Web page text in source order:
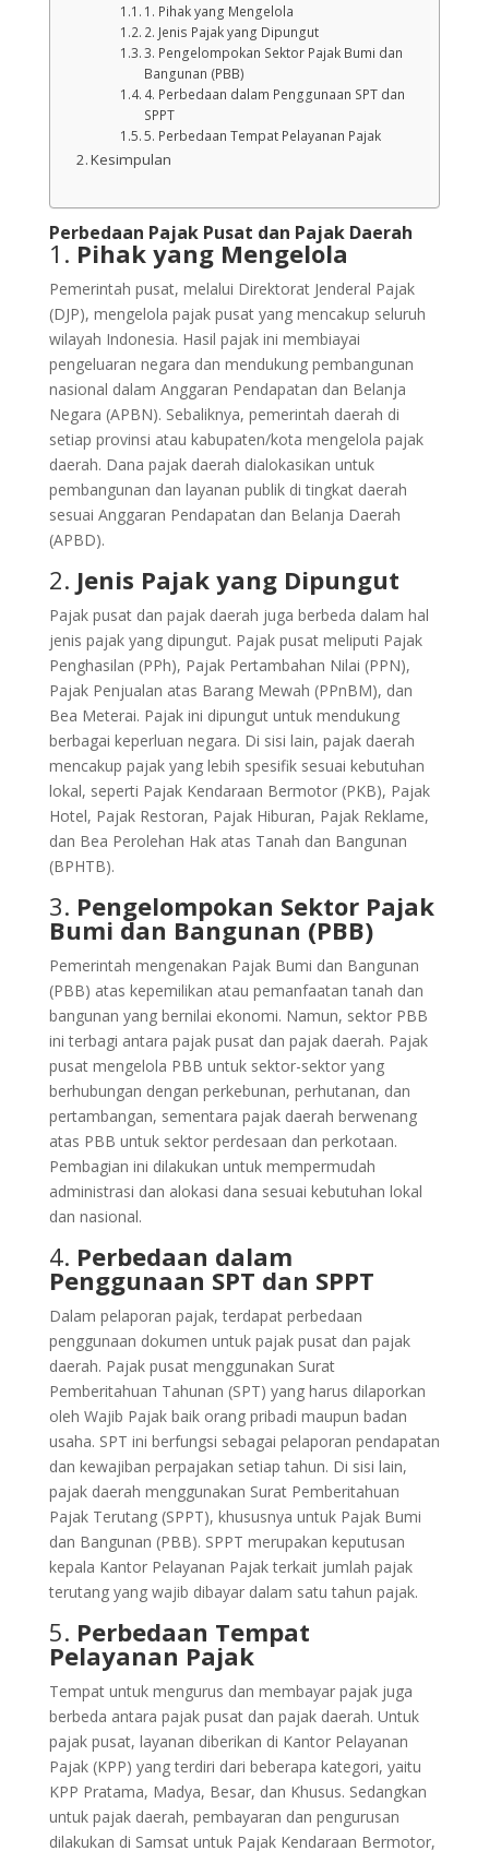
1. Pihak yang Mengelola
2. Jenis Pajak yang Dipungut
3. Pengelompokan Sektor Pajak Bumi dan
Bangunan (PBB)
4. Perbedaan dalam Penggunaan SPT dan
SPPT
5. Perbedaan Tempat Pelayanan Pajak
Kesimpulan
Perbedaan Pajak Pusat dan Pajak Daerah
1. Pihak yang Mengelola
Pemerintah pusat, melalui Direktorat Jenderal Pajak
(DJP), mengelola pajak pusat yang mencakup seluruh
wilayah Indonesia. Hasil pajak ini membiayai
pengeluaran negara dan mendukung pembangunan
nasional dalam Anggaran Pendapatan dan Belanja
Negara (APBN). Sebaliknya, pemerintah daerah di
setiap provinsi atau kabupaten/kota mengelola pajak
daerah. Dana pajak daerah dialokasikan untuk
pembangunan dan layanan publik di tingkat daerah
sesuai Anggaran Pendapatan dan Belanja Daerah
(APBD).
2. Jenis Pajak yang Dipungut
Pajak pusat dan pajak daerah juga berbeda dalam hal
jenis pajak yang dipungut. Pajak pusat meliputi Pajak
Penghasilan (PPh), Pajak Pertambahan Nilai (PPN),
Pajak Penjualan atas Barang Mewah (PPnBM), dan
Bea Meterai. Pajak ini dipungut untuk mendukung
berbagai keperluan negara. Di sisi lain, pajak daerah
mencakup pajak yang lebih spesifik sesuai kebutuhan
lokal, seperti Pajak Kendaraan Bermotor (PKB), Pajak
Hotel, Pajak Restoran, Pajak Hiburan, Pajak Reklame,
dan Bea Perolehan Hak atas Tanah dan Bangunan
(BPHTB).
3. Pengelompokan Sektor Pajak
Bumi dan Bangunan (PBB)
Pemerintah mengenakan Pajak Bumi dan Bangunan
(PBB) atas kepemilikan atau pemanfaatan tanah dan
bangunan yang bernilai ekonomi. Namun, sektor PBB
ini terbagi antara pajak pusat dan pajak daerah. Pajak
pusat mengelola PBB untuk sektor-sektor yang
berhubungan dengan perkebunan, perhutanan, dan
pertambangan, sementara pajak daerah berwenang
atas PBB untuk sektor perdesaan dan perkotaan.
Pembagian ini dilakukan untuk mempermudah
administrasi dan alokasi dana sesuai kebutuhan lokal
dan nasional.
4. Perbedaan dalam
Penggunaan SPT dan SPPT
Dalam pelaporan pajak, terdapat perbedaan
penggunaan dokumen untuk pajak pusat dan pajak
daerah. Pajak pusat menggunakan Surat
Pemberitahuan Tahunan (SPT) yang harus dilaporkan
oleh Wajib Pajak baik orang pribadi maupun badan
usaha. SPT ini berfungsi sebagai pelaporan pendapatan
dan kewajiban perpajakan setiap tahun. Di sisi lain,
pajak daerah menggunakan Surat Pemberitahuan
Pajak Terutang (SPPT), khususnya untuk Pajak Bumi
dan Bangunan (PBB). SPPT merupakan keputusan
kepala Kantor Pelayanan Pajak terkait jumlah pajak
terutang yang wajib dibayar dalam satu tahun pajak.
5. Perbedaan Tempat
Pelayanan Pajak
Tempat untuk mengurus dan membayar pajak juga
berbeda antara pajak pusat dan pajak daerah. Untuk
pajak pusat, layanan diberikan di Kantor Pelayanan
Pajak (KPP) yang terdiri dari beberapa kategori, yaitu
KPP Pratama, Madya, Besar, dan Khusus. Sedangkan
untuk pajak daerah, pembayaran dan pengurusan
dilakukan di Samsat untuk Pajak Kendaraan Bermotor,